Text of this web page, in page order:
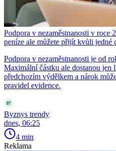
Podpora v nezaměstnanosti v roce
peníze ale můžete přijít kvůli jedné
Podpora v nezaměstnanosti je od
Maximální částku ale dostanou jen
předchozím výdělkem a nárok
pravidel evidence.
Byznys trendy
dnes, 06:25
4 min
Reklama